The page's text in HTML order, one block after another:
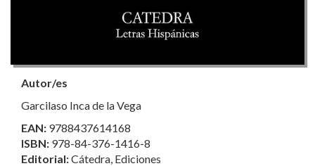
Autor/es
Garcilaso Inca de la Vega
EAN: 9788437614168
ISBN: 978-84-376-1416-8
Editorial:Cátedra, Ediciones